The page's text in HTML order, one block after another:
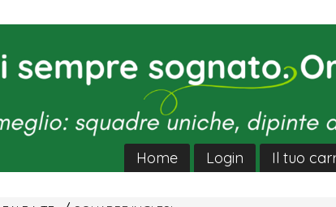
Home Login Il tuo